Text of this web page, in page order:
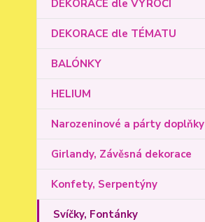
DEKORACE dle VÝROČÍ
DEKORACE dle TÉMATU
BALÓNKY
HELIUM
Narozeninové a párty doplňky
Girlandy, Závěsná dekorace
Konfety, Serpentýny
Svíčky, Fontánky